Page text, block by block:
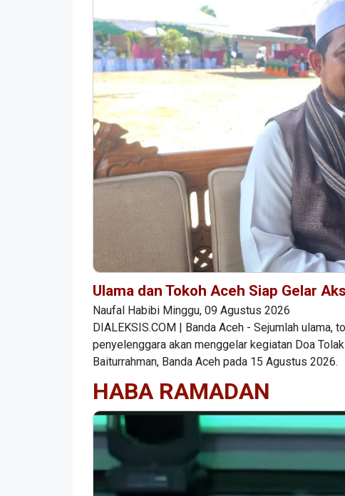
Ulama dan Tokoh Aceh Siap Gelar
Naufal Habibi Minggu, 09 Agustus 2026
DIALEKSIS.COM | Banda Aceh - Sejumlah ulama,
penyelenggara akan menggelar kegiatan Doa
Baiturrahman, Banda Aceh pada 15 Agustus 2026.
HABA RAMADAN